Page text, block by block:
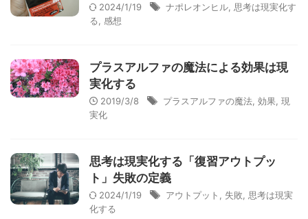
2024/1/19 ナポレオンヒル 思考は現実化す
る
感想
プラスアルファの魔法による効果は現
実化する
2019/3/8 プラスアルファの魔法 効果 現
実化
思考は現実化する「復習アウトプッ
ト」失敗の定義
2024/1/19 アウトプット 失敗
思考は現実
化する